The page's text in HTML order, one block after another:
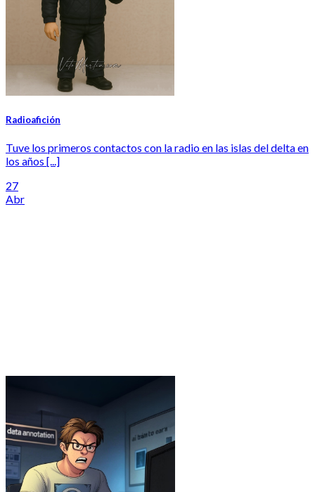
Radioafición
Tuve los primeros contactos con la radio en las islas del delta en
los años [...]
27
Abr